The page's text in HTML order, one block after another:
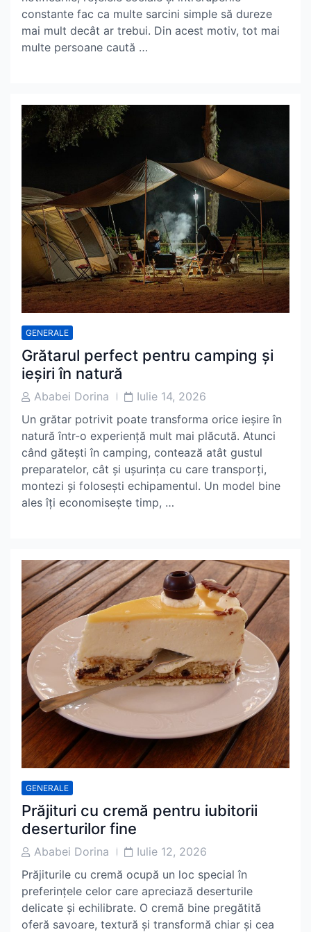
constante fac ca multe sarcini simple să dureze
mai mult decât ar trebui. Din acest motiv, tot mai
multe persoane caută …
GENERALE
Grătarul perfect pentru camping și
ieșiri în natură
PostAbabei Dorina
PostIulie 14, 2026
Un grătar potrivit poate transforma orice ieșire în
natură într-o experiență mult mai plăcută. Atunci
când gătești în camping, contează atât gustul
preparatelor, cât și ușurința cu care transporți,
montezi și folosești echipamentul. Un model bine
ales îți economisește timp, …
GENERALE
Prăjituri cu cremă pentru iubitorii
deserturilor fine
PostAbabei Dorina
PostIulie 12, 2026
Prăjiturile cu cremă ocupă un loc special în
preferințele celor care apreciază deserturile
delicate și echilibrate. O cremă bine pregătită
oferă savoare, textură și transformă chiar și cea